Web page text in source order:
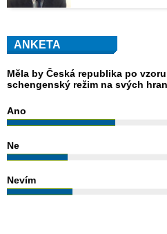
ANKETA
Měla by Česká republika po
schengenský režim na svých
Ano
Ne
Nevím